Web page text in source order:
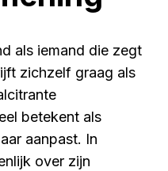
als iemand die zegt
zichzelf graag als
betekent als
aanpast. In
over zijn